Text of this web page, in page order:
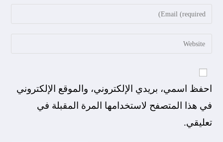
احفظ اسمي، بريدي الإلكتروني، والموقع الإلكتروني
في هذا المتصفح لاستخدامها المرة المقبلة في
تعليقي.